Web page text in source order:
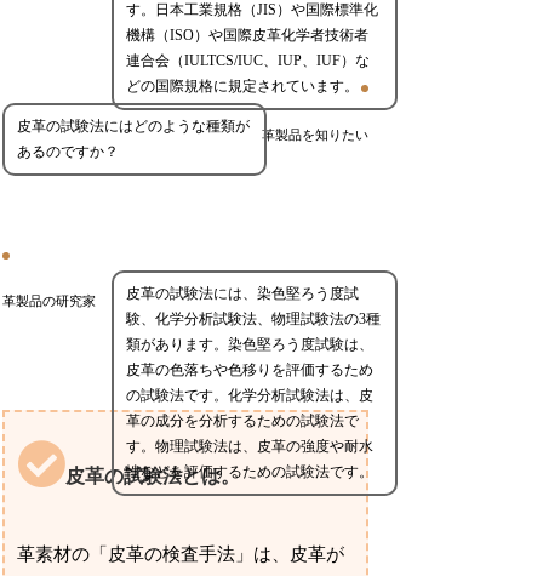
す。日本工業規格（JIS）や国際標準化
機構（ISO）や国際皮革化学者技術者
連合会（IULTCS/IUC、IUP、IUF）な
どの国際規格に規定されています。
革製品を知りたい
皮革の試験法にはどのような種類が
あるのですか？
革製品の研究家
皮革の試験法には、染色堅ろう度試
験、化学分析試験法、物理試験法の3種
類があります。染色堅ろう度試験は、
皮革の色落ちや色移りを評価するため
の試験法です。化学分析試験法は、皮
革の成分を分析するための試験法で
す。物理試験法は、皮革の強度や耐水
性などを評価するための試験法です。
皮革の試験法とは。
革素材の「皮革の検査手法」は、皮革が